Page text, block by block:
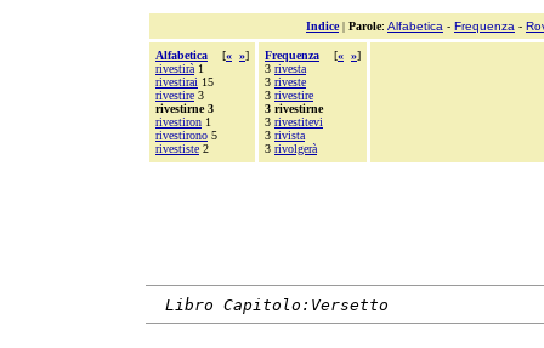
Indice| Parole: Alfabetica - Frequenza -
Alfabetica [« »]
rivestirà 1
rivestirai 15
rivestire 3
rivestirne 3
rivestiron 1
rivestirono 5
rivestiste 2
Frequenza [« »]
3 rivesta
3 riveste
3 rivestire
3 rivestirne
3 rivestitevi
3 rivista
3 rivolgerà
Libro Capitolo:Versetto